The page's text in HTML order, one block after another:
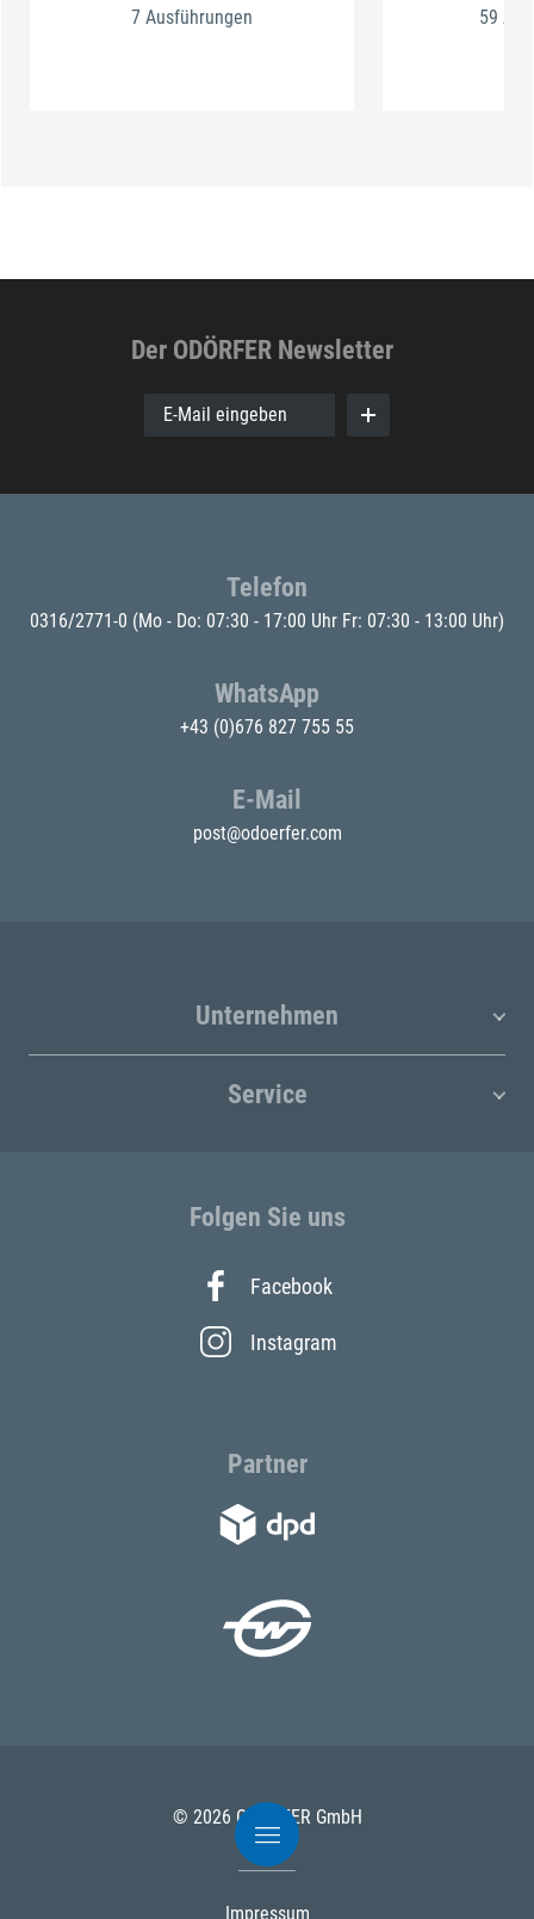
7 Ausführungen 59
Der ODÖRFER Newsletter
E-Mail eingeben
Telefon
0316/2771-0 (Mo - Do: 07:30 - 17:00 Uhr Fr: 07:30 - 13:00 Uhr)
WhatsApp
+43 (0)676 827 755 55
E-Mail
post@odoerfer.com
Unternehmen
Service
Folgen Sie uns
Facebook
Instagram
Partner
© 2026 ODÖRFER GmbH
Impressum